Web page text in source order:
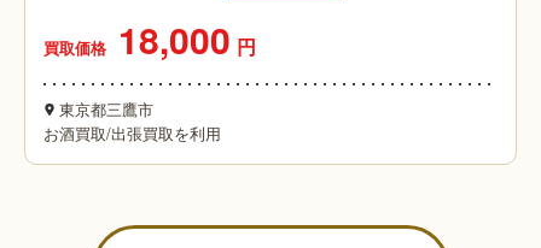
買取価格 18,000 円
東京都三鷹市
お酒買取/出張買取を利用